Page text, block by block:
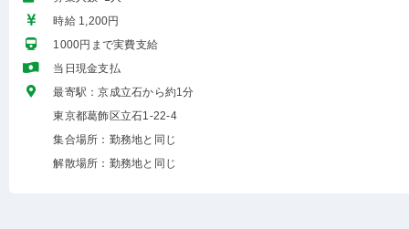
時給 1,200円
1000円まで実費支給
当日現金支払
最寄駅：京成立石から約1分
東京都葛飾区立石1-22-4
集合場所：勤務地と同じ
解散場所：勤務地と同じ